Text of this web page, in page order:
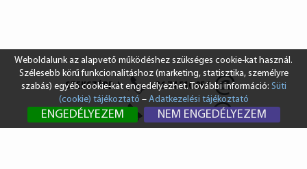
SZEKSZÁRD +36 74 510 054
info@vendi.hu
BUDAPEST +36 1 431 8687
Weboldalunk az alapvető működéshez szükséges cookie-kat használ.
Szélesebb körű funkcionalitáshoz (marketing, statisztika, személyre
szabás) egyéb cookie-kat engedélyezhet. További információ: Süti
(cookie) tájékoztató – Adatkezelési tájékoztató
ENGEDÉLYEZEM NEM ENGEDÉLYEZEM